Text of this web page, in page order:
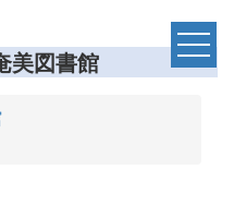
美図書館